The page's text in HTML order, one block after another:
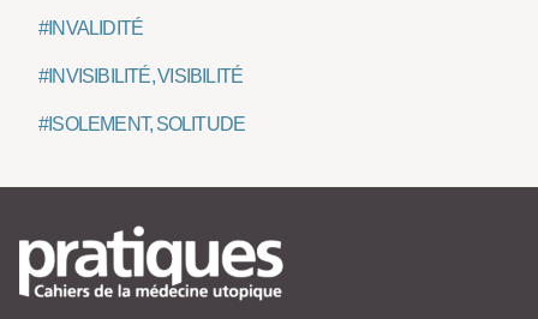
#INVALIDITÉ
#INVISIBILITÉ, VISIBILITÉ
#ISOLEMENT, SOLITUDE